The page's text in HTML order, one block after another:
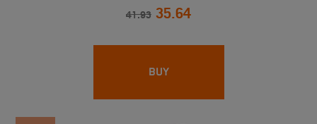
41.93 35.64
BUY